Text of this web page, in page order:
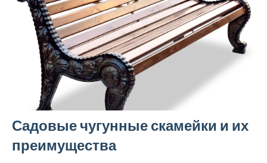
Садовые чугунные скамейки и их
преимущества